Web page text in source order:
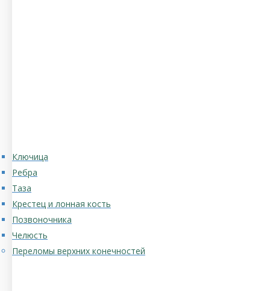
Ключица
Ребра
Таза
Крестец и лонная кость
Позвоночника
Челюсть
Переломы верхних конечностей